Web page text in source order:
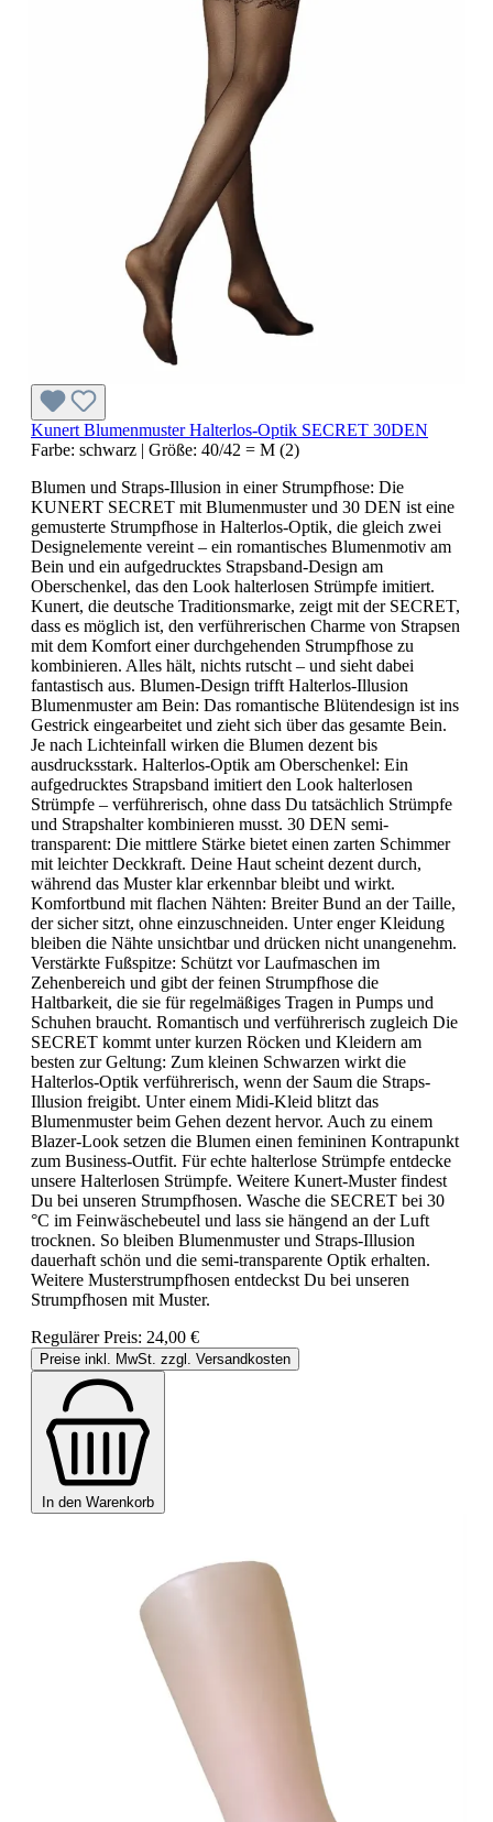
Kunert Blumenmuster Halterlos-Optik SECRET 30DEN
Farbe: schwarz | Größe: 40/42 = M (2)
Blumen und Straps-Illusion in einer Strumpfhose: Die
KUNERT SECRET mit Blumenmuster und 30 DEN ist eine
gemusterte Strumpfhose in Halterlos-Optik, die gleich zwei
Designelemente vereint – ein romantisches Blumenmotiv am
Bein und ein aufgedrucktes Strapsband-Design am
Oberschenkel, das den Look halterlosen Strümpfe imitiert.
Kunert, die deutsche Traditionsmarke, zeigt mit der SECRET,
dass es möglich ist, den verführerischen Charme von Strapsen
mit dem Komfort einer durchgehenden Strumpfhose zu
kombinieren. Alles hält, nichts rutscht – und sieht dabei
fantastisch aus. Blumen-Design trifft Halterlos-Illusion
Blumenmuster am Bein: Das romantische Blütendesign ist ins
Gestrick eingearbeitet und zieht sich über das gesamte Bein.
Je nach Lichteinfall wirken die Blumen dezent bis
ausdrucksstark. Halterlos-Optik am Oberschenkel: Ein
aufgedrucktes Strapsband imitiert den Look halterlosen
Strümpfe – verführerisch, ohne dass Du tatsächlich Strümpfe
und Strapshalter kombinieren musst. 30 DEN semi-
transparent: Die mittlere Stärke bietet einen zarten Schimmer
mit leichter Deckkraft. Deine Haut scheint dezent durch,
während das Muster klar erkennbar bleibt und wirkt.
Komfortbund mit flachen Nähten: Breiter Bund an der Taille,
der sicher sitzt, ohne einzuschneiden. Unter enger Kleidung
bleiben die Nähte unsichtbar und drücken nicht unangenehm.
Verstärkte Fußspitze: Schützt vor Laufmaschen im
Zehenbereich und gibt der feinen Strumpfhose die
Haltbarkeit, die sie für regelmäßiges Tragen in Pumps und
Schuhen braucht. Romantisch und verführerisch zugleich Die
SECRET kommt unter kurzen Röcken und Kleidern am
besten zur Geltung: Zum kleinen Schwarzen wirkt die
Halterlos-Optik verführerisch, wenn der Saum die Straps-
Illusion freigibt. Unter einem Midi-Kleid blitzt das
Blumenmuster beim Gehen dezent hervor. Auch zu einem
Blazer-Look setzen die Blumen einen femininen Kontrapunkt
zum Business-Outfit. Für echte halterlose Strümpfe entdecke
unsere Halterlosen Strümpfe. Weitere Kunert-Muster findest
Du bei unseren Strumpfhosen. Wasche die SECRET bei 30
°C im Feinwäschebeutel und lass sie hängend an der Luft
trocknen. So bleiben Blumenmuster und Straps-Illusion
dauerhaft schön und die semi-transparente Optik erhalten.
Weitere Musterstrumpfhosen entdeckst Du bei unseren
Strumpfhosen mit Muster.
Regulärer Preis: 24,00 €
Preise inkl. MwSt. zzgl. Versandkosten
In den Warenkorb